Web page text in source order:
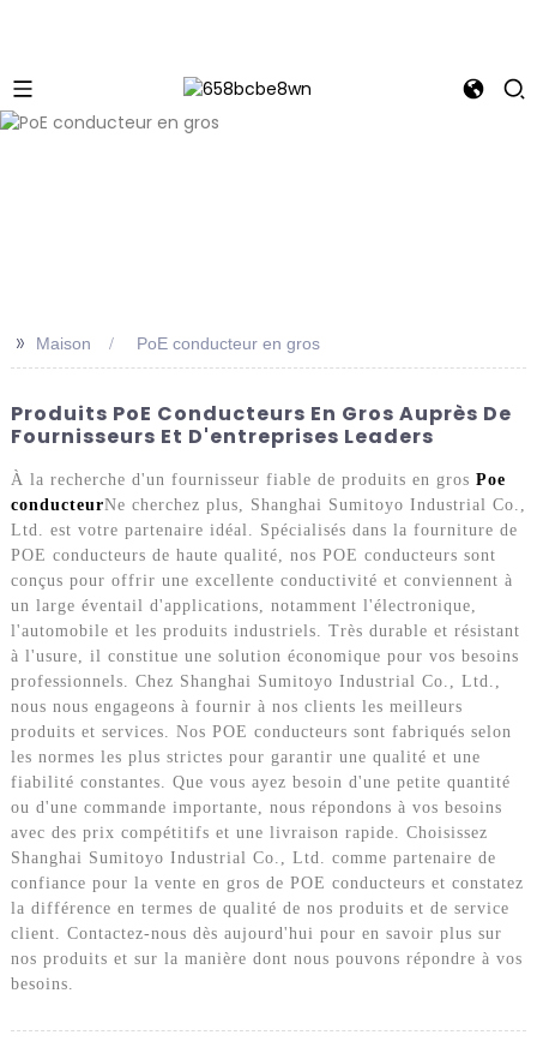
>> Maison PoE conducteur en gros
Produits PoE Conducteurs En Gros Auprès De
Fournisseurs Et D'entreprises Leaders
À la recherche d'un fournisseur fiable de produits en gros Poe
conducteurNe cherchez plus, Shanghai Sumitoyo Industrial Co.,
Ltd. est votre partenaire idéal. Spécialisés dans la fourniture de
POE conducteurs de haute qualité, nos POE conducteurs sont
conçus pour offrir une excellente conductivité et conviennent à
un large éventail d'applications, notamment l'électronique,
l'automobile et les produits industriels. Très durable et résistant
à l'usure, il constitue une solution économique pour vos besoins
professionnels. Chez Shanghai Sumitoyo Industrial Co., Ltd.,
nous nous engageons à fournir à nos clients les meilleurs
produits et services. Nos POE conducteurs sont fabriqués selon
les normes les plus strictes pour garantir une qualité et une
fiabilité constantes. Que vous ayez besoin d'une petite quantité
ou d'une commande importante, nous répondons à vos besoins
avec des prix compétitifs et une livraison rapide. Choisissez
Shanghai Sumitoyo Industrial Co., Ltd. comme partenaire de
confiance pour la vente en gros de POE conducteurs et constatez
la différence en termes de qualité de nos produits et de service
client. Contactez-nous dès aujourd'hui pour en savoir plus sur
nos produits et sur la manière dont nous pouvons répondre à vos
besoins.